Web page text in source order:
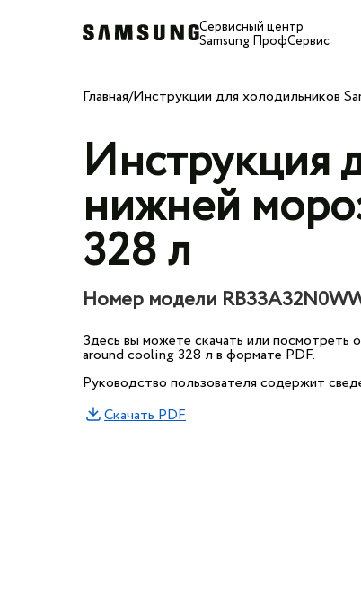
Сервисный центр
Samsung ПрофСервис
Главная/Инструкции для холодильников
Инструкция
нижней
328 л
Номер модели
Здесь вы можете скачать или посмотреть
around cooling 328 л в формате PDF.
Руководство пользователя содержит
Скачать PDF